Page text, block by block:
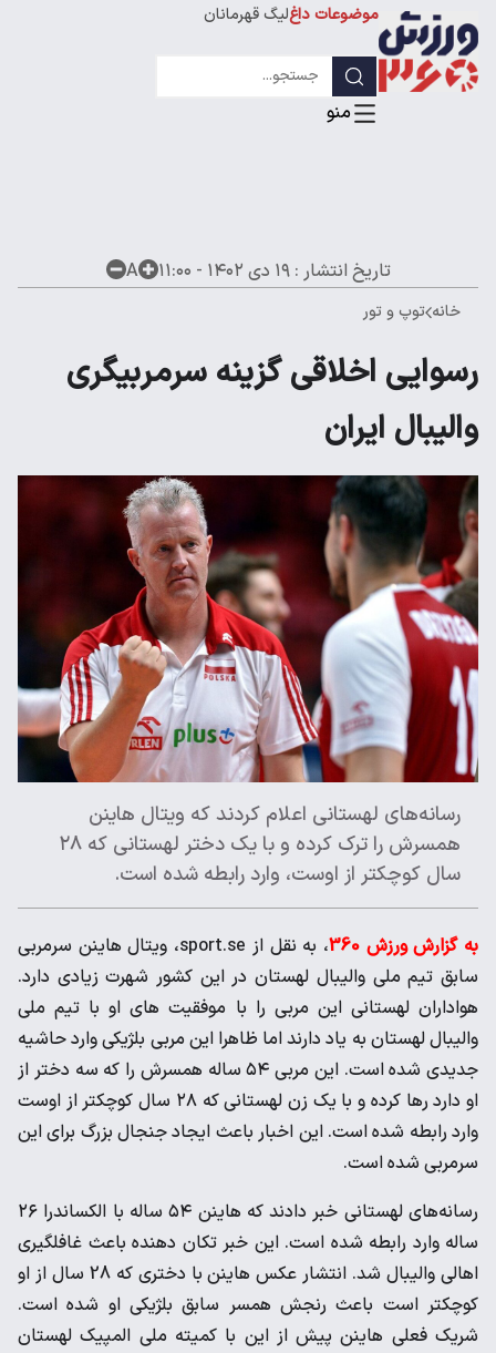
موضوعات داغلیگ قهرمانان
تاریخ انتشار :۱۹ دی ۱۴۰۲ - ۱۱:۰۰ A
خانه توپ و تور
رسوایی اخلاقی گزینه سرمربیگری
والیبال ایران
رسانه‌های لهستانی اعلام کردند که ویتال هاینن
همسرش را ترک کرده و با یک دختر لهستانی که ۲۸
سال کوچکتر از اوست، وارد رابطه شده است.
به گزارش ورزش 360
، به نقل از sport.se، ویتال هاینن سرمربی
سابق تیم ملی والیبال لهستان در این کشور شهرت زیادی دارد.
هواداران لهستانی این مربی را با موفقیت های او با تیم ملی
والیبال لهستان به یاد دارند اما ظاهرا این مربی بلژیکی وارد حاشیه
جدیدی شده است. این مربی ۵۴ ساله همسرش را که سه دختر از
او دارد رها کرده و با یک زن لهستانی که ۲۸ سال کوچکتر از اوست
وارد رابطه شده است. این اخبار باعث ایجاد جنجال بزرگ برای این
سرمربی شده است.
رسانه‌های لهستانی خبر دادند که هاینن ۵۴ ساله با الکساندرا ۲۶
ساله وارد رابطه شده است. این خبر تکان دهنده باعث غافلگیری
اهالی والیبال شد. انتشار عکس هاینن با دختری که 28 سال از او
کوچکتر است باعث رنجش همسر سابق بلژیکی او شده است.
شریک فعلی هاینن پیش از این با کمیته ملی المپیک لهستان